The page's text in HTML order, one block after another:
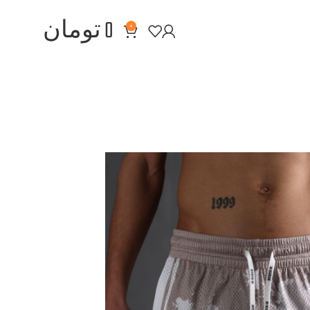
0
0 تومان